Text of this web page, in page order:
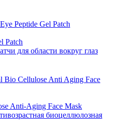
Patch
для области вокруг глаз
Anti-Aging Face Mask
биоцеллюлозная